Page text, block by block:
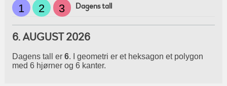
1 2 3 Dagens tall
6. AUGUST 2026
Dagens tall er 6. I geometri er et heksagon et polygon
med 6 hjørner og 6 kanter.